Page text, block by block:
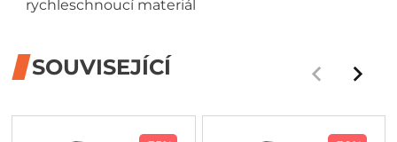
rychleschnoucí materiál
SOUVISEJÍCÍ